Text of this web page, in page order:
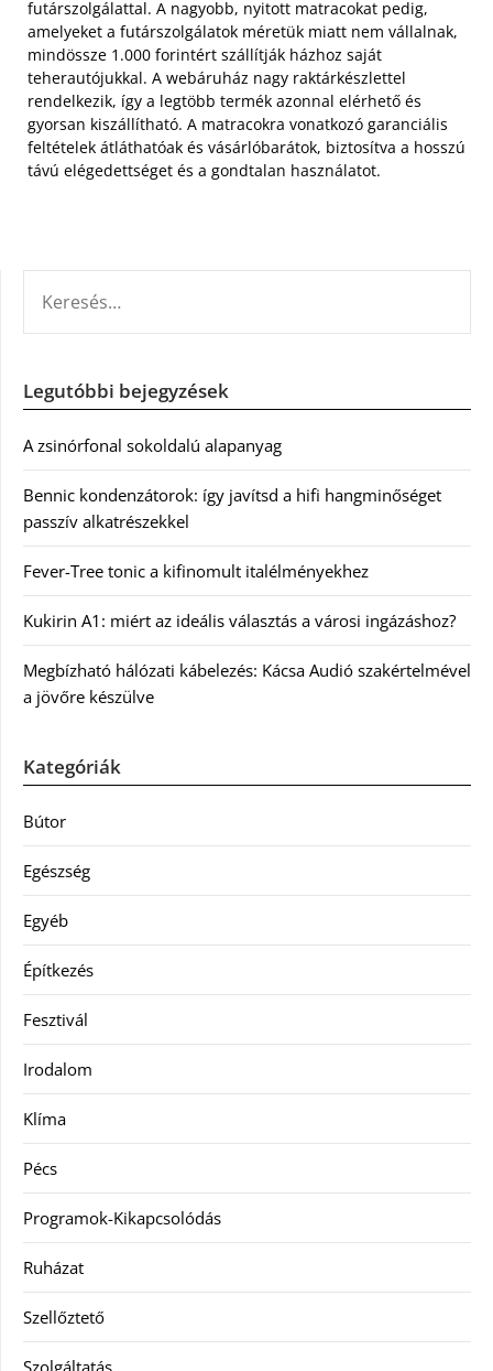
futárszolgálattal. A nagyobb, nyitott matracokat pedig,
amelyeket a futárszolgálatok méretük miatt nem vállalnak,
mindössze 1.000 forintért szállítják házhoz saját
teherautójukkal. A webáruház nagy raktárkészlettel
rendelkezik, így a legtöbb termék azonnal elérhető és
gyorsan kiszállítható. A matracokra vonatkozó garanciális
feltételek átláthatóak és vásárlóbarátok, biztosítva a hosszú
távú elégedettséget és a gondtalan használatot.
Legutóbbi bejegyzések
A zsinórfonal sokoldalú alapanyag
Bennic kondenzátorok: így javítsd a hifi hangminőséget
passzív alkatrészekkel
Fever-Tree tonic a kifinomult italélményekhez
Kukirin A1: miért az ideális választás a városi ingázáshoz?
Megbízható hálózati kábelezés: Kácsa Audió szakértelmével
a jövőre készülve
Kategóriák
Bútor
Egészség
Egyéb
Építkezés
Fesztivál
Irodalom
Klíma
Pécs
Programok-Kikapcsolódás
Ruházat
Szellőztető
Szolgáltatás